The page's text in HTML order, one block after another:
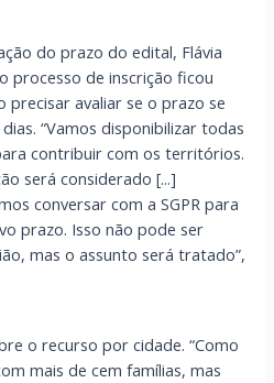
do prazo do edital, Flávia
processo de inscrição ficou
precisar avaliar se o prazo se
“Vamos disponibilizar todas
contribuir com os territórios.
será considerado [...]
conversar com a SGPR para
prazo. Isso não pode ser
mas o assunto será tratado”,
o recurso por cidade. “Como
mais de cem famílias, mas